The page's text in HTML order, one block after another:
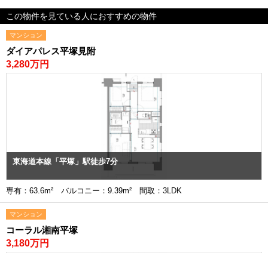
この物件を見ている人におすすめの物件
マンション
ダイアパレス平塚見附
3,280万円
東海道本線「平塚」駅徒歩7分
専有：63.6m² バルコニー：9.39m² 間取：3LDK
マンション
コーラル湘南平塚
3,180万円